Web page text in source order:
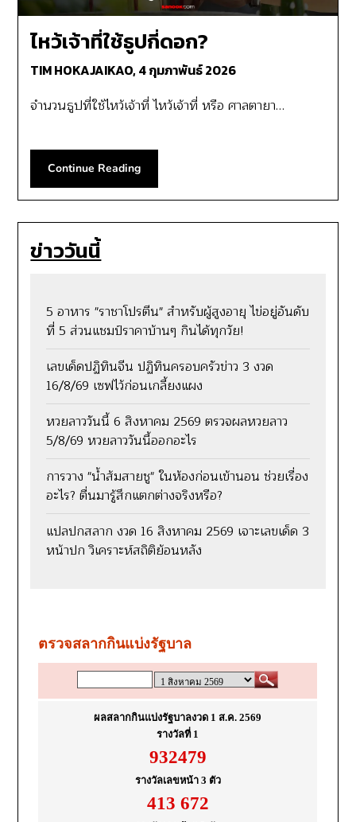
ไหว้เจ้าที่ใช้ธูปกี่ดอก?
TIM HOKAJAIKAO,4 กุมภาพันธ์ 2026
จำนวนธูปที่ใช้ไหว้เจ้าที่ ไหว้เจ้าที่ หรือ ศาลตายา…
Continue Reading
ข่าววันนี้
5 อาหาร "ราชาโปรตีน" สำหรับผู้สูงอายุ ไข่อยู่อันดับ
ที่ 5 ส่วนแชมป์ราคาบ้านๆ กินได้ทุกวัย!
เลขเด็ดปฏิทินจีน ปฏิทินครอบครัวข่าว 3 งวด
16/8/69 เซฟไว้ก่อนเกลี้ยงแผง
หวยลาววันนี้ 6 สิงหาคม 2569 ตรวจผลหวยลาว
5/8/69 หวยลาววันนี้ออกอะไร
การวาง "น้ำส้มสายชู" ในห้องก่อนเข้านอน ช่วยเรื่อง
อะไร? ตื่นมารู้สึกแตกต่างจริงหรือ?
แปลปกสลาก งวด 16 สิงหาคม 2569 เจาะเลขเด็ด 3
หน้าปก วิเคราะห์สถิติย้อนหลัง